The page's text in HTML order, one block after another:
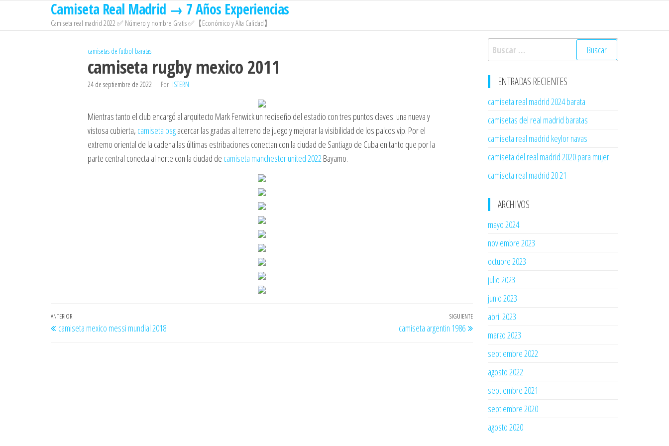
contenido
Camiseta Real Madrid → 7 Años Experiencias
Camiseta real madrid 2022 ✅ Número y nombre Gratis ✅【Económico y Alta Calidad】
camisetas de futbol baratas
camiseta rugby mexico 2011
24 de septiembre de 2022 Por ISTERN
Mientras tanto el club encargó al arquitecto Mark Fenwick un rediseño del estadio con tres puntos claves: una nueva y
vistosa cubierta, camiseta psgacercar las gradas al terreno de juego y mejorar la visibilidad de los palcos vip. Por el
extremo oriental de la cadena las últimas estribaciones conectan con la ciudad de Santiago de Cuba en tanto que por la
parte central conecta al norte con la ciudad de camiseta manchester united 2022Bayamo.
Navegación
de
Entrada
anterior
ANTERIOR
camiseta mexico messi mundial 2018
Entrada
siguiente
SIGUIENTE
camiseta argentin 1986
Buscar:
ENTRADAS RECIENTES
camiseta real madrid 2024 barata
camisetas del real madrid baratas
camiseta real madrid keylor navas
camiseta del real madrid 2020 para mujer
camiseta real madrid 20 21
ARCHIVOS
mayo 2024
noviembre 2023
octubre 2023
julio 2023
junio 2023
abril 2023
marzo 2023
septiembre 2022
agosto 2022
septiembre 2021
septiembre 2020
agosto 2020